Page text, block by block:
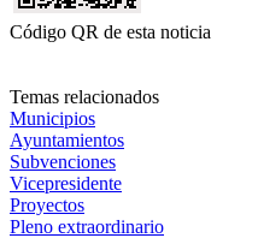
Código QR de esta noticia
Temas relacionados
Municipios
Ayuntamientos
Subvenciones
Vicepresidente
Proyectos
Pleno extraordinario